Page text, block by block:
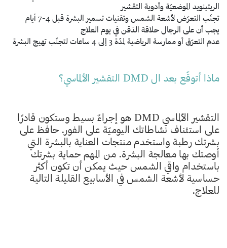
الريتينويد الموضعيّة وأدوية التقشير
تجنّب التعرّض لأشعة الشمس وتقنيات تسمير البشرة قبل 4-7 أيام
يجب أن على الرجال حلاقة الذقن في يوم العلاج
عدم التعرّق أو ممارسة الرياضية لمدّة 3 إلى 4 ساعات لتجنّب تهيج البشرة
ماذا أتوقّع بعد ال DMD التقشير الألماسي؟
التقشير الألماسي DMD هو إجراءٌ بسيط وستكون قادرًا
على استئناف نشاطاتك اليوميّة على الفور. حافظ على
بشرتك رطبة واستخدم منتجات العناية بالبشرة التي
أوصتك بها معالجة البشرة. من المهم حماية بشرتك
باستخدام واقي الشمس حيث يمكن أن تكون أكثر
حساسية لأشعة الشمس في الأسابيع القليلة التالية
للعلاج.